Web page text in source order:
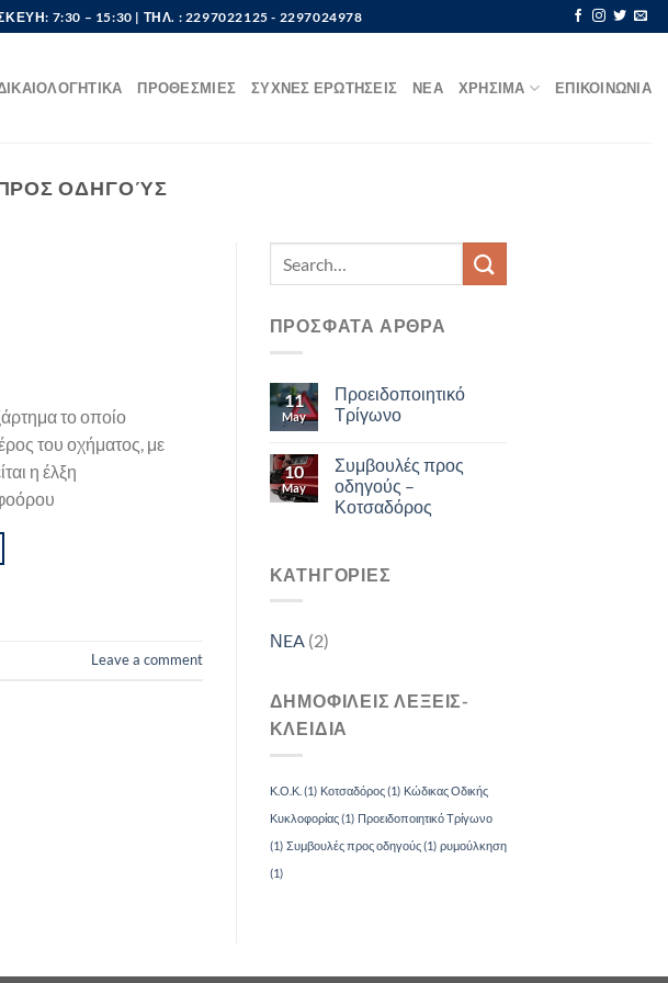
7:30 – 15:30 | ΤΗΛ. : 2297022125 - 2297024978
ΠΡΟΘΕΣΜΙΕΣ ΣΥΧΝΕΣ ΕΡΩΤΗΣΕΙΣ ΝΕΑ ΧΡΗΣΙΜΑ ΕΠΙΚΟΙΝΩΝΙΑ
ΟΔΗΓΟΎΣ
το οποίο
του οχήματος, με
η έλξη
Leave a comment
ΠΡΟΣΦΑΤΑ ΑΡΘΡΑ
11
May
Προειδοποιητικό
Τρίγωνο
10
May
Συμβουλές προς
οδηγούς –
Κοτσαδόρος
ΚΑΤΗΓΟΡΙΕΣ
ΝEA(2)
ΔΗΜΟΦΙΛΕΙΣ ΛΕΞΕΙΣ-
ΚΛΕΙΔΙΑ
Κ.Ο.Κ. (1) Κοτσαδόρος(1) Κώδικας Οδικής
Κυκλοφορίας(1) Προειδοποιητικό Τρίγωνο
(1) Συμβουλές προς οδηγούς(1) ρυμούλκηση
(1)